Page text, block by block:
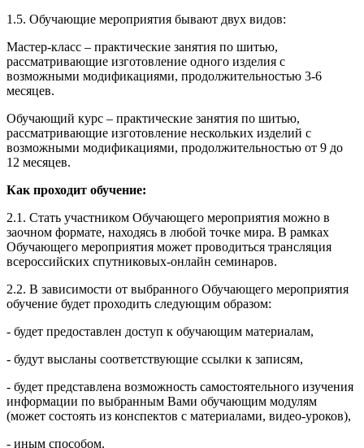
1.5. Обучающие мероприятия бывают двух видов:
Мастер-класс – практические занятия по шитью,
рассматривающие изготовление одного изделия с
возможными модификациями, продолжительностью 3-6
месяцев.
Обучающий курс – практические занятия по шитью,
рассматривающие изготовление нескольких изделий с
возможными модификациями, продолжительностью от 9 до
12 месяцев.
Как проходит обучение:
2.1. Стать участником Обучающего мероприятия можно в
заочном формате, находясь в любой точке мира. В рамках
Обучающего мероприятия может проводиться трансляция
всероссийских спутниковых-онлайн семинаров.
2.2. В зависимости от выбранного Обучающего мероприятия
обучение будет проходить следующим образом:
- будет предоставлен доступ к обучающим материалам,
- будут высланы соответствующие ссылки к записям,
- будет представлена возможность самостоятельного изучения
информации по выбранным Вами обучающим модулям
(может состоять из конспектов с материалами, видео-уроков),
- иным способом.